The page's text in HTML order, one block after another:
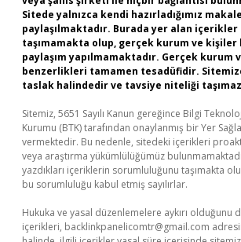
Sitede yalnızca kendi hazırladığımız
paylaşılmaktadır. Burada yer alan
taşımamakta olup, gerçek kurum ve kişiler
paylaşım yapılmamaktadır. Gerçek kurum
benzerlikleri tamamen tesadüfidir.
taslak halindedir ve tavsiye niteliği
Sitemiz, 5651 Sayılı Kanun gereğince Bilgi
Kurumu (BTK) tarafından onaylanmış bir Yer
vermektedir. Bu nedenle, sitedeki içerikleri
veya araştırma yükümlülüğümüz
yazdıkları içeriklerin sorumluluğunu taşımakta
bu sorumluluğu kabul etmiş sayılırlar.
Hukuka ve yasal düzenlemelere aykırı olduğunu
içerikleri, backlinkpanelicomtr@gmail.com